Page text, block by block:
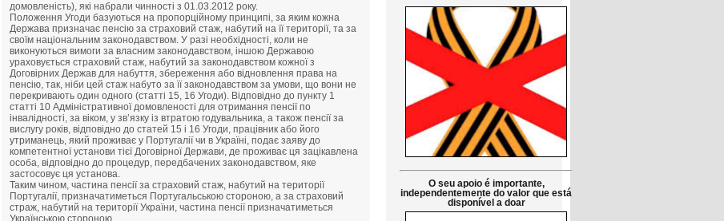
домовленість), які набрали чинності з 01.03.2012 року.
Положення Угоди базуються на пропорційному принципі, за яким кожна
Держава призначає пенсію за страховий стаж, набутий на її території, та за
своїм національним законодавством. У разі необхідності, коли не
виконуються вимоги за власним законодавством, іншою Державою
ураховується страховий стаж, набутий за законодавством кожної з
Договірних Держав для набуття, збереження або відновлення права на
пенсію, так, ніби цей стаж набуто за її законодавством за умови, що вони не
перекривають один одного (статті 15, 16 Угоди). Відповідно до пункту 1
статті 10 Адміністративної домовленості для отримання пенсії по
інвалідності, за віком, у зв’язку із втратою годувальника, а також пенсії за
вислугу років, відповідно до статей 15 і 16 Угоди, працівник або його
утриманець, який проживає у Португалії чи в Україні, подає заяву до
компетентної установи тієї Договірної Держави, де проживає ця зацікавлена
особа, відповідно до процедур, передбачених законодавством, яке
застосовує ця установа.
Таким чином, частина пенсії за страховий стаж, набутий на території
Португалії, призначатиметься Португальською стороною, а за страховий
страж, набутий на території України, частина пенсії призначатиметься
Українською стороною.
O seu apoio é importante,
independentemente do valor que está
disponível a doar